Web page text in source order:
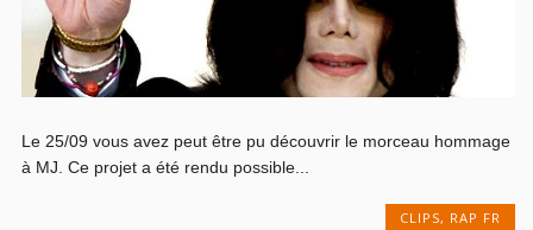
Le 25/09 vous avez peut être pu découvrir le morceau hommage
à MJ. Ce projet a été rendu possible...
CLIPS, RAP FR